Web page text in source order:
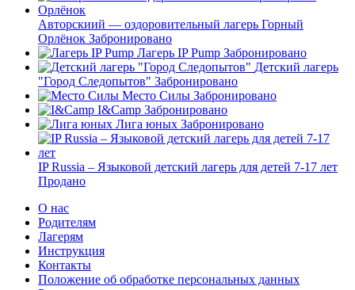
Авторскиий — оздоровительный лагерь Горный
Орлёнок Забронировано
Лагерь IP Pump Забронировано
Детский лагерь
"Город Следопытов" Забронировано
Место Силы Забронировано
I&Camp Забронировано
Лига юных Забронировано
IP Russia – Языковой детский лагерь для детей 7-17 лет
Продано
О нас
Родителям
Лагерям
Инструкция
Контакты
Положение об обработке персональных данных